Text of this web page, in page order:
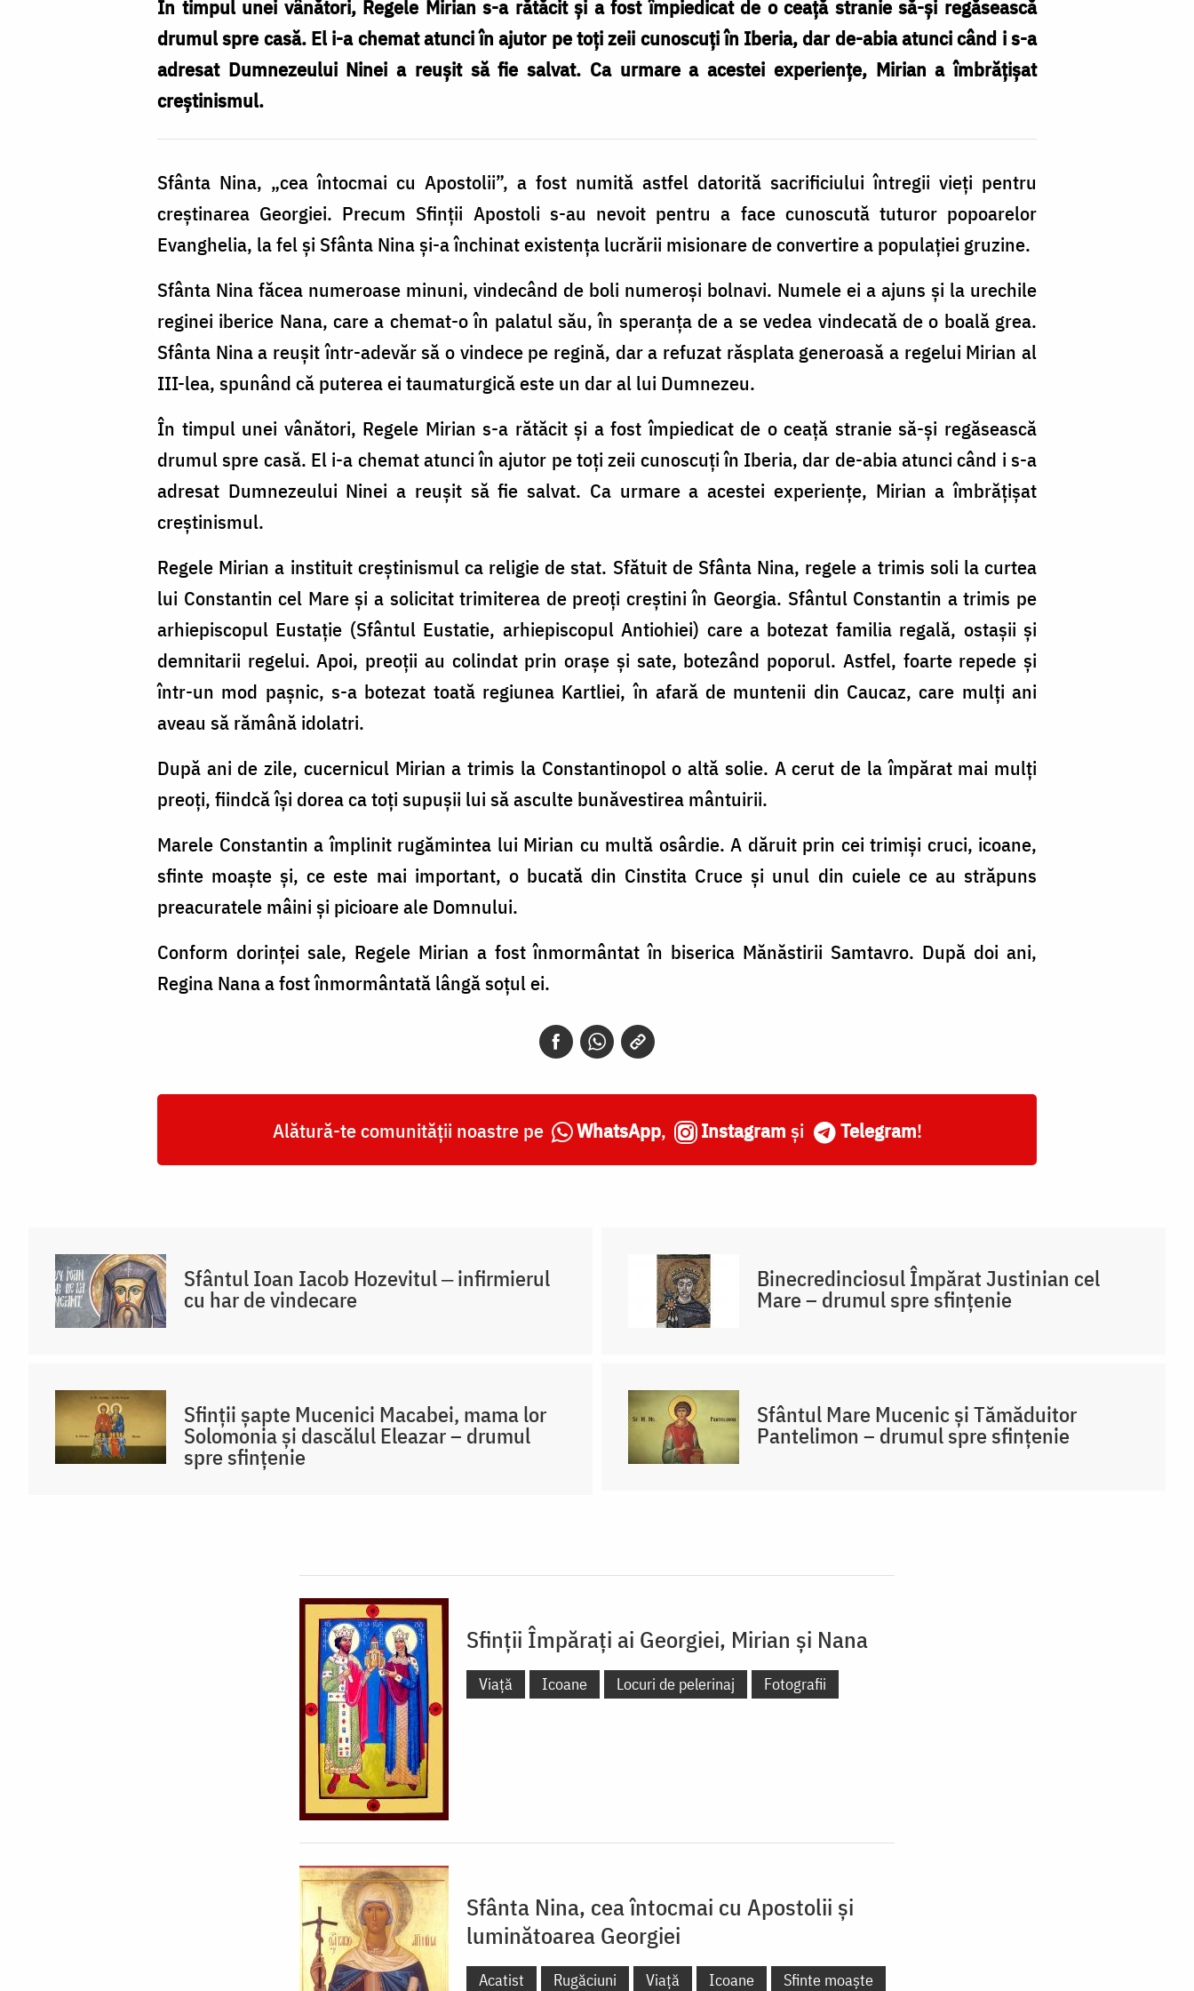
În timpul unei vânători, Regele Mirian s-a rătăcit și a fost împiedicat de o ceață stranie să-și regăsească
drumul spre casă. El i-a chemat atunci în ajutor pe toți zeii cunoscuți în Iberia, dar de-abia atunci când i s-a
adresat Dumnezeului Ninei a reușit să fie salvat. Ca urmare a acestei experiențe, Mirian a îmbrățișat
creștinismul.
Sfânta Nina, „cea întocmai cu Apostolii”, a fost numită astfel datorită sacrificiului întregii vieți pentru
creștinarea Georgiei. Precum Sfinții Apostoli s-au nevoit pentru a face cunoscută tuturor popoarelor
Evanghelia, la fel și Sfânta Nina și-a închinat existența lucrării misionare de convertire a populației gruzine.
Sfânta Nina făcea numeroase minuni, vindecând de boli numeroși bolnavi. Numele ei a ajuns și la urechile
reginei iberice Nana, care a chemat-o în palatul său, în speranța de a se vedea vindecată de o boală grea.
Sfânta Nina a reușit într-adevăr să o vindece pe regină, dar a refuzat răsplata generoasă a regelui Mirian al
III-lea, spunând că puterea ei taumaturgică este un dar al lui Dumnezeu.
În timpul unei vânători, Regele Mirian s-a rătăcit și a fost împiedicat de o ceață stranie să-și regăsească
drumul spre casă. El i-a chemat atunci în ajutor pe toți zeii cunoscuți în Iberia, dar de-abia atunci când i s-a
adresat Dumnezeului Ninei a reușit să fie salvat. Ca urmare a acestei experiențe, Mirian a îmbrățișat
creștinismul.
Regele Mirian a instituit creștinismul ca religie de stat. Sfătuit de Sfânta Nina, regele a trimis soli la curtea
lui Constantin cel Mare și a solicitat trimiterea de preoți creștini în Georgia. Sfântul Constantin a trimis pe
arhiepiscopul Eustație (Sfântul Eustatie, arhiepiscopul Antiohiei) care a botezat familia regală, ostașii și
demnitarii regelui. Apoi, preoții au colindat prin orașe și sate, botezând poporul. Astfel, foarte repede și
într-un mod pașnic, s-a botezat toată regiunea Kartliei, în afară de muntenii din Caucaz, care mulți ani
aveau să rămână idolatri.
După ani de zile, cucernicul Mirian a trimis la Constantinopol o altă solie. A cerut de la împărat mai mulți
preoți, fiindcă își dorea ca toți supușii lui să asculte bunăvestirea mântuirii.
Marele Constantin a împlinit rugămintea lui Mirian cu multă osârdie. A dăruit prin cei trimiși cruci, icoane,
sfinte moaște și, ce este mai important, o bucată din Cinstita Cruce și unul din cuiele ce au străpuns
preacuratele mâini și picioare ale Domnului.
Conform dorinței sale, Regele Mirian a fost înmormântat în biserica Mănăstirii Samtavro. După doi ani,
Regina Nana a fost înmormântată lângă soțul ei.
Alătură-te comunității noastre pe WhatsApp, Instagram și Telegram!
Sfântul Ioan Iacob Hozevitul ‒ infirmierul
cu har de vindecare
Binecredinciosul Împărat Justinian cel
Mare – drumul spre sfințenie
Sfinții șapte Mucenici Macabei, mama lor
Solomonia și dascălul Eleazar – drumul
spre sfințenie
Sfântul Mare Mucenic și Tămăduitor
Pantelimon – drumul spre sfințenie
Sfinții Împărați ai Georgiei, Mirian și Nana
Viață Icoane Locuri de pelerinaj Fotografii
Sfânta Nina, cea întocmai cu Apostolii și
luminătoarea Georgiei
Acatist Rugăciuni Viață Icoane
Sfinte moaște